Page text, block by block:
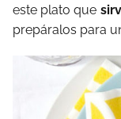
este plato que
prepáralos para